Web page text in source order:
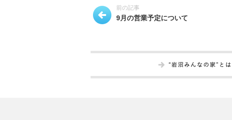
前の記事
9月の営業予定について